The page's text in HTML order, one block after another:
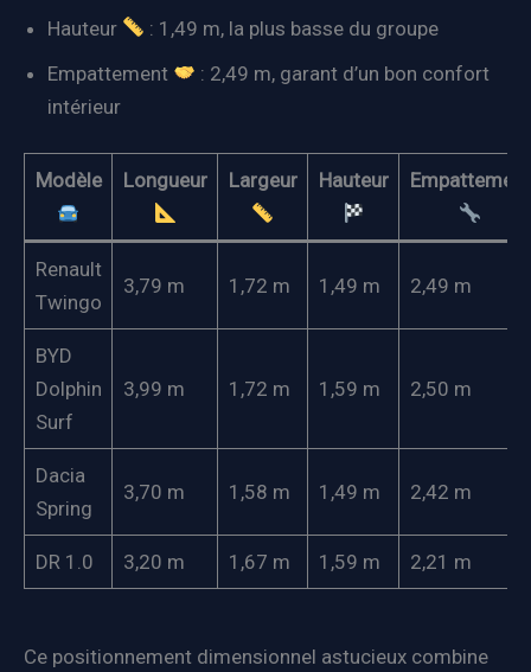
Hauteur
: 1,49 m, la plus basse du groupe
Empattement
: 2,49 m, garant d’un bon confort
intérieur
Modèle Longueur Largeur Hauteur Empattement
Renault
Twingo
3,79 m 1,72 m 1,49 m 2,49 m
BYD
Dolphin
Surf
3,99 m 1,72 m 1,59 m 2,50 m
Dacia
Spring
3,70 m 1,58 m 1,49 m 2,42 m
DR 1.0 3,20 m 1,67 m 1,59 m 2,21 m
Ce positionnement dimensionnel astucieux combine